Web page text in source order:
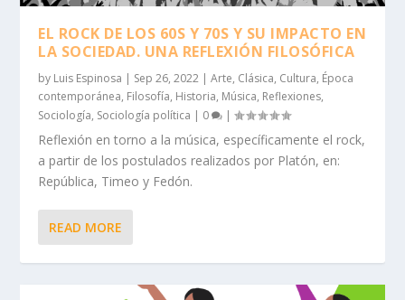
EL ROCK DE LOS 60S Y 70S Y SU IMPACTO EN
LA SOCIEDAD. UNA REFLEXIÓN FILOSÓFICA
by Luis Espinosa | Sep 26, 2022 |Arte, Clásica, Cultura, Época
contemporánea, Filosofía, Historia, Música, Reflexiones,
Sociología, Sociología política | 0 |
Reflexión en torno a la música, específicamente el rock,
a partir de los postulados realizados por Platón, en:
República, Timeo y Fedón.
READ MORE